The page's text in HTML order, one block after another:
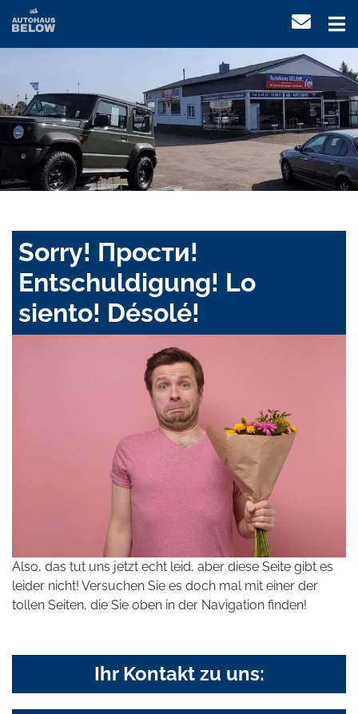
Sorry! Прости!
Entschuldigung! Lo
siento! Désolé!
Also, das tut uns jetzt echt leid, aber diese Seite gibt es
leider nicht! Versuchen Sie es doch mal mit einer der
tollen Seiten, die Sie oben in der Navigation finden!
Ihr Kontakt zu uns: